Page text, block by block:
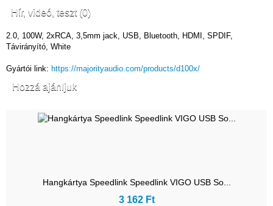
Hír, videó, teszt (0)
2.0, 100W, 2xRCA, 3,5mm jack, USB, Bluetooth, HDMI, SPDIF,
Távirányító, White
Gyártói link: https://majorityaudio.com/products/d100x/
Hozzá ajánljuk
Hangkártya Speedlink Speedlink VIGO USB So...
3 162 Ft